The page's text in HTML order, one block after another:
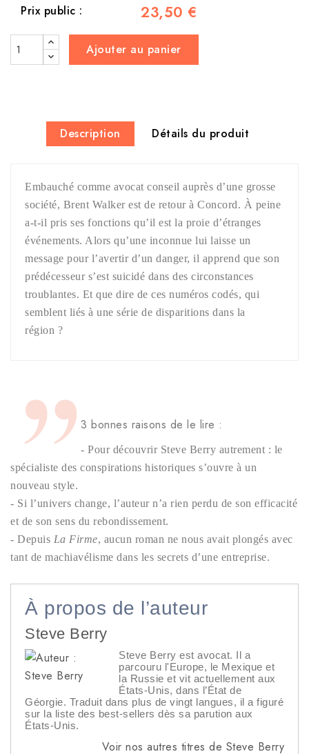
Prix public :
23,50 €
Ajouter au panier
Description Détails du produit
Embauché comme avocat conseil auprès d’une grosse
société, Brent Walker est de retour à Concord. À peine
a-t-il pris ses fonctions qu’il est la proie d’étranges
événements. Alors qu’une inconnue lui laisse un
message pour l’avertir d’un danger, il apprend que son
prédécesseur s’est suicidé dans des circonstances
troublantes. Et que dire de ces numéros codés, qui
semblent liés à une série de disparitions dans la
région ?
3 bonnes raisons de le lire :
- Pour découvrir Steve Berry autrement : le
spécialiste des conspirations historiques s’ouvre à un
nouveau style.
- Si l’univers change, l’auteur n’a rien perdu de son efficacité
et de son sens du rebondissement.
- Depuis La Firme, aucun roman ne nous avait plongés avec
tant de machiavélisme dans les secrets d’une entreprise.
À propos de l’auteur
Steve Berry
Steve Berry est avocat. Il a
parcouru l'Europe, le Mexique et
la Russie et vit actuellement aux
États-Unis, dans l’État de
Géorgie. Traduit dans plus de vingt langues, il a figuré
sur la liste des best-sellers dès sa parution aux
États-Unis.
Voir nos autres titres de Steve Berry